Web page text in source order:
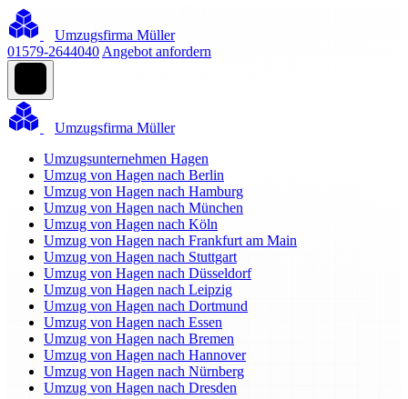
Umzugsfirma Müller
01579-2644040 Angebot anfordern
Umzugsfirma Müller
Umzugsunternehmen Hagen
Umzug von Hagen nach Berlin
Umzug von Hagen nach Hamburg
Umzug von Hagen nach München
Umzug von Hagen nach Köln
Umzug von Hagen nach Frankfurt am Main
Umzug von Hagen nach Stuttgart
Umzug von Hagen nach Düsseldorf
Umzug von Hagen nach Leipzig
Umzug von Hagen nach Dortmund
Umzug von Hagen nach Essen
Umzug von Hagen nach Bremen
Umzug von Hagen nach Hannover
Umzug von Hagen nach Nürnberg
Umzug von Hagen nach Dresden